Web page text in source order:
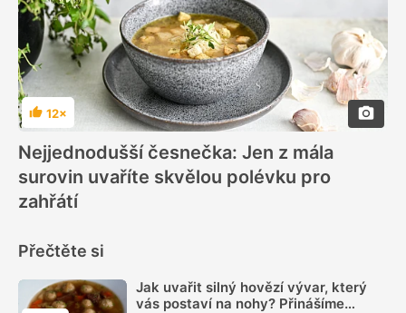
Hodnocení
12×
Nejjednodušší česnečka: Jen z mála
surovin uvaříte skvělou polévku pro
zahřátí
Přečtěte si
Jak uvařit silný hovězí vývar, který
vás postaví na nohy? Přinášíme